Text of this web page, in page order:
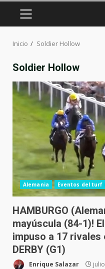
MENÚ
Inicio Soldier Hollow
Soldier Hollow
Alemania Eventos del turf
HAMBURGO
mayúscula (84-1)!
impuso a 17 rivales
DERBY (G1)
Enrique Salazar